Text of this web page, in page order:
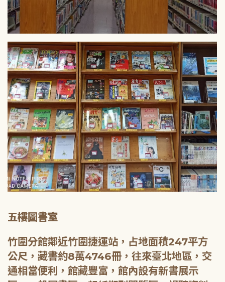
五樓圖書室
竹圍分館鄰近竹圍捷運站，占地面積247平方
公尺，藏書約8萬4746冊，往來臺北地區，交
通相當便利，館藏豐富，館內設有新書展示